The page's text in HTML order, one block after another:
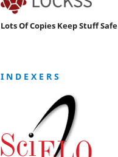
Lots Of Copies Keep Stuff Safe
I N D E X E R S